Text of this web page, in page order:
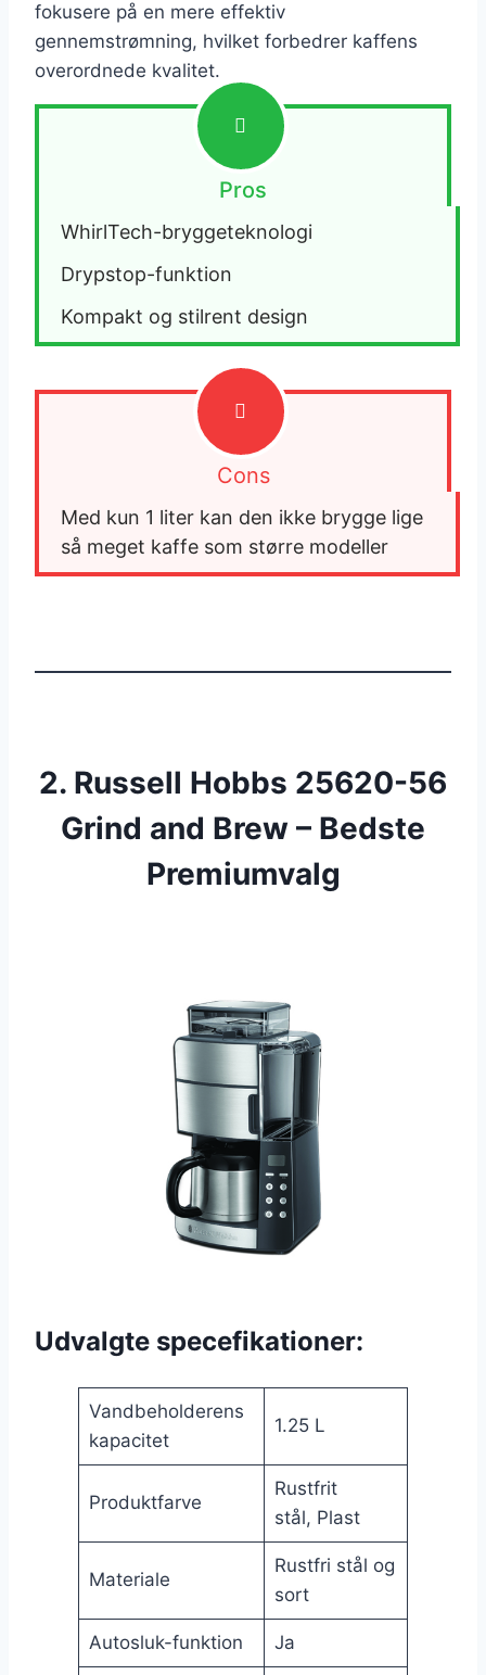
fokusere på en mere effektiv
gennemstrømning, hvilket forbedrer kaffens
overordnede kvalitet.
Pros
WhirlTech-bryggeteknologi
Drypstop-funktion
Kompakt og stilrent design
Cons
Med kun 1 liter kan den ikke brygge lige
så meget kaffe som større modeller
2. Russell Hobbs 25620-56
Grind and Brew – Bedste
Premiumvalg
Udvalgte specefikationer:
Vandbeholderens
kapacitet
1.25 L
Produktfarve
Rustfrit
stål, Plast
Materiale
Rustfri stål og
sort
Autosluk-funktion Ja